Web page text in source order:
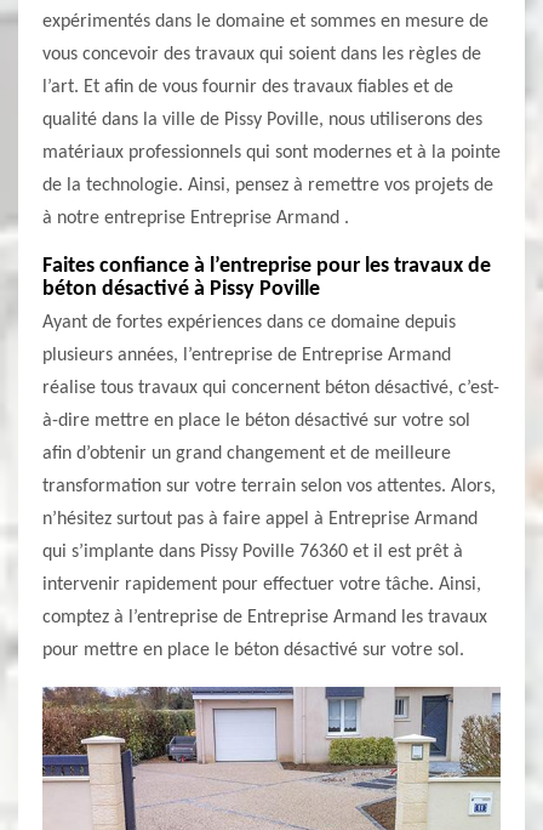
expérimentés dans le domaine et sommes en mesure de
vous concevoir des travaux qui soient dans les règles de
l’art. Et afin de vous fournir des travaux fiables et de
qualité dans la ville de Pissy Poville, nous utiliserons des
matériaux professionnels qui sont modernes et à la pointe
de la technologie. Ainsi, pensez à remettre vos projets de
à notre entreprise Entreprise Armand .
Faites confiance à l’entreprise pour les travaux de
béton désactivé à Pissy Poville
Ayant de fortes expériences dans ce domaine depuis
plusieurs années, l’entreprise de Entreprise Armand
réalise tous travaux qui concernent béton désactivé, c’est-
à-dire mettre en place le béton désactivé sur votre sol
afin d’obtenir un grand changement et de meilleure
transformation sur votre terrain selon vos attentes. Alors,
n’hésitez surtout pas à faire appel à Entreprise Armand
qui s’implante dans Pissy Poville 76360 et il est prêt à
intervenir rapidement pour effectuer votre tâche. Ainsi,
comptez à l’entreprise de Entreprise Armand les travaux
pour mettre en place le béton désactivé sur votre sol.